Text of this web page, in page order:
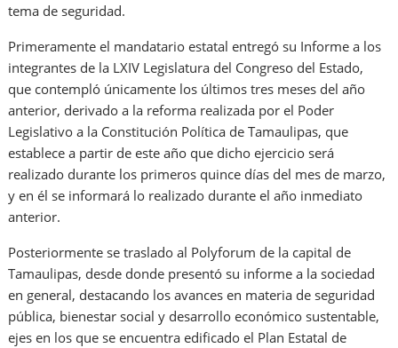
tema de seguridad.
Primeramente el mandatario estatal entregó su Informe a los
integrantes de la LXIV Legislatura del Congreso del Estado,
que contempló únicamente los últimos tres meses del año
anterior, derivado a la reforma realizada por el Poder
Legislativo a la Constitución Política de Tamaulipas, que
establece a partir de este año que dicho ejercicio será
realizado durante los primeros quince días del mes de marzo,
y en él se informará lo realizado durante el año inmediato
anterior.
Posteriormente se traslado al Polyforum de la capital de
Tamaulipas, desde donde presentó su informe a la sociedad
en general, destacando los avances en materia de seguridad
pública, bienestar social y desarrollo económico sustentable,
ejes en los que se encuentra edificado el Plan Estatal de